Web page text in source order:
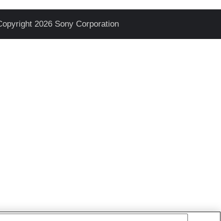
2026 Sony Corporation